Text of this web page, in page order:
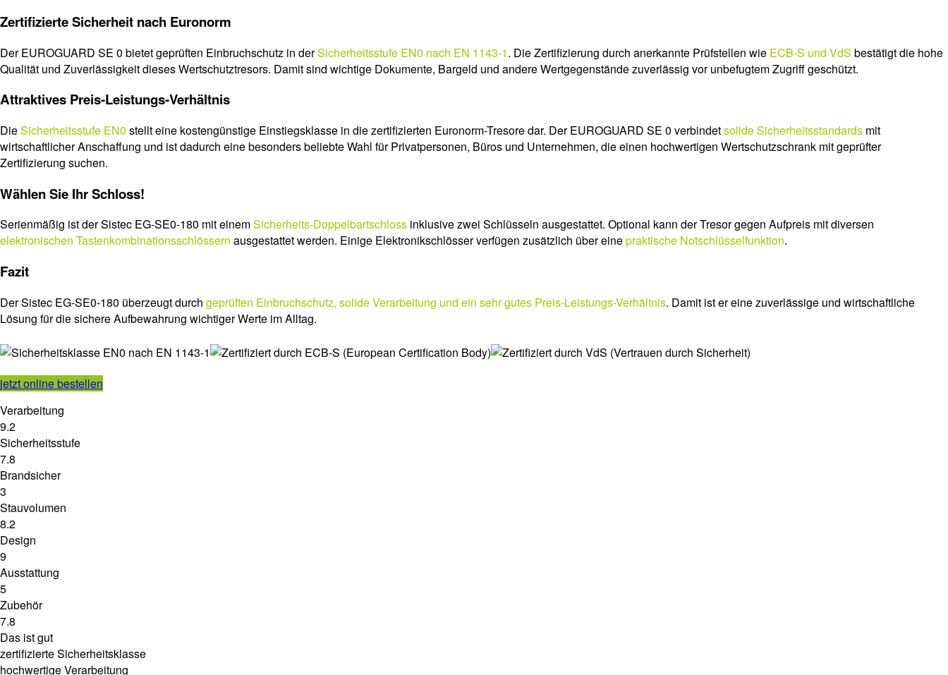
Zertifizierte Sicherheit nach Euronorm
Der EUROGUARD SE 0 bietet geprüften Einbruchschutz in derSicherheitsstufe EN0 nach EN 1143-1. Die Zertifizierung durch anerkannte Prüfstellen wie ECB-S und VdS bestätigt die hohe
Qualität und Zuverlässigkeit dieses Wertschutztresors. Damit sind wichtige Dokumente, Bargeld und andere Wertgegenstände zuverlässig vor unbefugtem Zugriff geschützt.
Attraktives Preis-Leistungs-Verhältnis
DieSicherheitsstufe EN0 stellt eine kostengünstige Einstiegsklasse in die zertifizierten Euronorm-Tresore dar. Der EUROGUARD SE 0 verbindetsolide Sicherheitsstandards mit
wirtschaftlicher Anschaffung und ist dadurch eine besonders beliebte Wahl für Privatpersonen, Büros und Unternehmen, die einen hochwertigen Wertschutzschrank mit geprüfter
Zertifizierung suchen.
Wählen Sie Ihr Schloss!
Serienmäßig ist der Sistec EG-SE0-180 mit einemSicherheits-Doppelbartschloss inklusive zwei Schlüsseln ausgestattet. Optional kann der Tresor gegen Aufpreis mit diversen
elektronischen Tastenkombinationsschlössern ausgestattet werden. Einige Elektronikschlösser verfügen zusätzlich über einepraktische Notschlüsselfunktion.
Fazit
Der Sistec EG-SE0-180 überzeugt durch geprüften Einbruchschutz, solide Verarbeitung und ein sehr gutes Preis-Leistungs-Verhältnis. Damit ist er eine zuverlässige und wirtschaftliche
Lösung für die sichere Aufbewahrung wichtiger Werte im Alltag.
jetzt online bestellen
Verarbeitung
9.2
Sicherheitsstufe
7.8
Brandsicher
3
Stauvolumen
8.2
Design
9
Ausstattung
5
Zubehör
7.8
Das ist gut
zertifizierte Sicherheitsklasse
hochwertige Verarbeitung